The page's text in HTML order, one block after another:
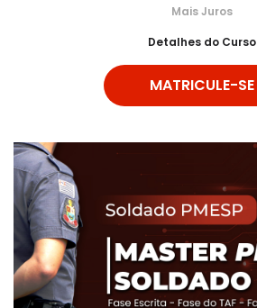
Mais Juros
Detalhes do Curso
MATRICULE-SE